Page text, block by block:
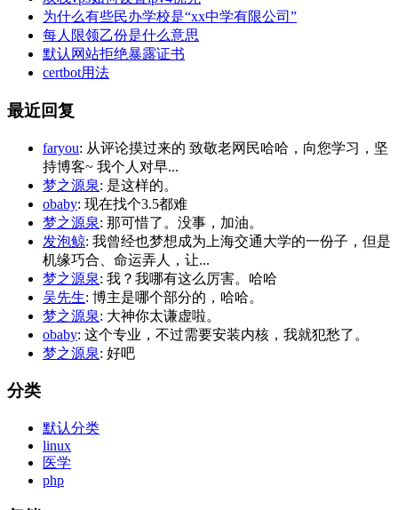
为什么有些民办学校是“xx中学有限公司”
每人限领乙份是什么意思
默认网站拒绝暴露证书
certbot用法
最近回复
faryou: 从评论摸过来的 致敬老网民哈哈，向您学习，坚
持博客~ 我个人对早...
梦之源泉: 是这样的。
obaby: 现在找个3.5都难
梦之源泉: 那可惜了。没事，加油。
发泡鲸: 我曾经也梦想成为上海交通大学的一份子，但是
机缘巧合、命运弄人，让...
梦之源泉: 我？我哪有这么厉害。哈哈
吴先生: 博主是哪个部分的，哈哈。
梦之源泉: 大神你太谦虚啦。
obaby: 这个专业，不过需要安装内核，我就犯愁了。
梦之源泉: 好吧
分类
默认分类
linux
医学
php